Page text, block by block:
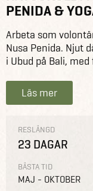
PENIDA &
Arbeta som
Nusa Penida. Njut
i Ubud på Bali,
Läs mer
RESLÄNGD
23 DAGAR
BÄSTA TID
MAJ - OKTOBER